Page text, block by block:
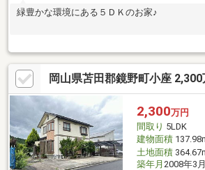
緑豊かな環境にある５ＤＫのお家♪
岡山県苫田郡鏡野町小座
2,300万円
間取り 5LDK
建物面積
土地面積
築年月 2008年3